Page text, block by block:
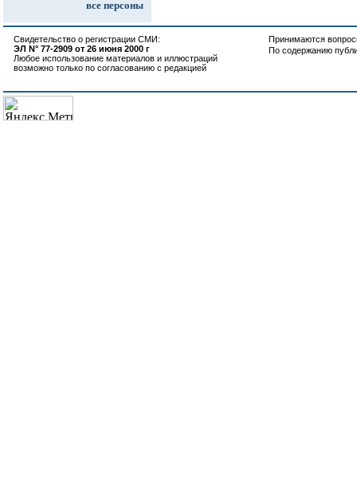
все персоны
Свидетельство о регистрации СМИ:
ЭЛ N° 77-2909 от 26 июня 2000 г
Любое использование материалов и иллюстраций
возможно только по согласованию с редакцией
Принимаются
По содержанию